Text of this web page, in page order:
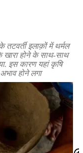
तटवर्ती इलाक़ों में थर्मल
खारा होने के साथ-साथ
इस कारण यहां कृषि
होने लगा